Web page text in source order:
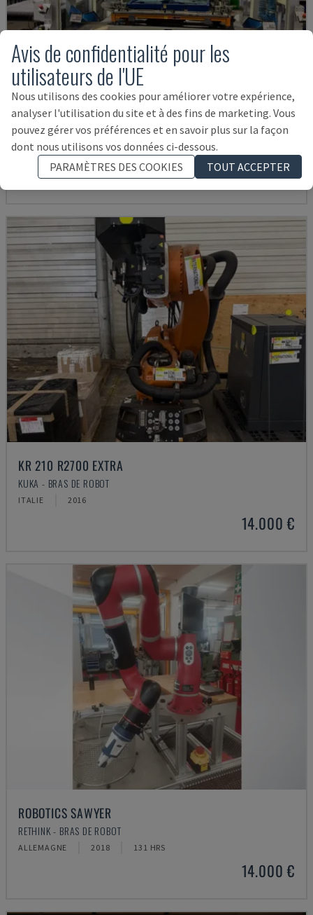
AUDI TSV D5 TÜR
CHANGO - BRAS DE ROBOT
ALLEMAGNE 2020 200 HRS
62.000 €
KR 210 R2700 EXTRA
KUKA - BRAS DE ROBOT
ITALIE 2016
14.000 €
ROBOTICS SAWYER
RETHINK - BRAS DE ROBOT
ALLEMAGNE 2018 131 HRS
14.000 €
Avis de confidentialité pour les
utilisateurs de l'UE
Nous utilisons des cookies pour améliorer votre expérience,
analyser l'utilisation du site et à des fins de marketing. Vous
pouvez gérer vos préférences et en savoir plus sur la façon
dont nous utilisons vos données ci-dessous.
PARAMÈTRES DES COOKIES
TOUT ACCEPTER